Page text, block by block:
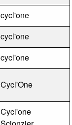
cycl'one
cycl'one
cycl'one
Cycl'One
Cycl'one